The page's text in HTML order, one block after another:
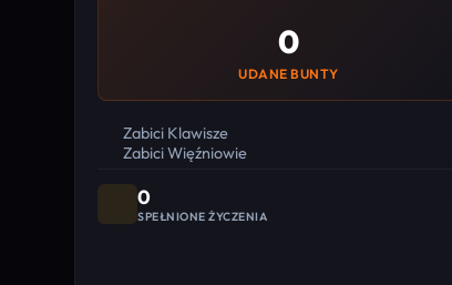
0
UDANE BUNTY
Zabici Klawisze
Zabici Więźniowie
0
SPEŁNIONE ŻYCZENIA